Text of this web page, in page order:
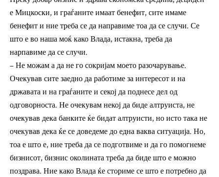
е Мицкоски, и граѓаните имаат бенефит, сите имаме
бенефит и ние треба се да направиме тоа да се случи. Се
што е во наша моќ како Влада, истакна, треба да
нарпавиме да се случи.
– Не можам а да не го сокријам моето разочарување.
Очекував сите заедно да работиме за интересот и на
државата и на граѓаните и секој да поднесе дел од
одговорноста. Не очекувам некој да биде алтруиста, не
очекував дека банките ќе бидат алтруисти, но исто така не
очекував дека ќе се доведеме до една ваква ситуација. Но,
тоа е што е, ние треба да се подготвиме и да го помогнеме
бизнисот, бизнис околината треба да биде што е можно
поздрава. Ние како Влада ќе сториме се што е потребно да